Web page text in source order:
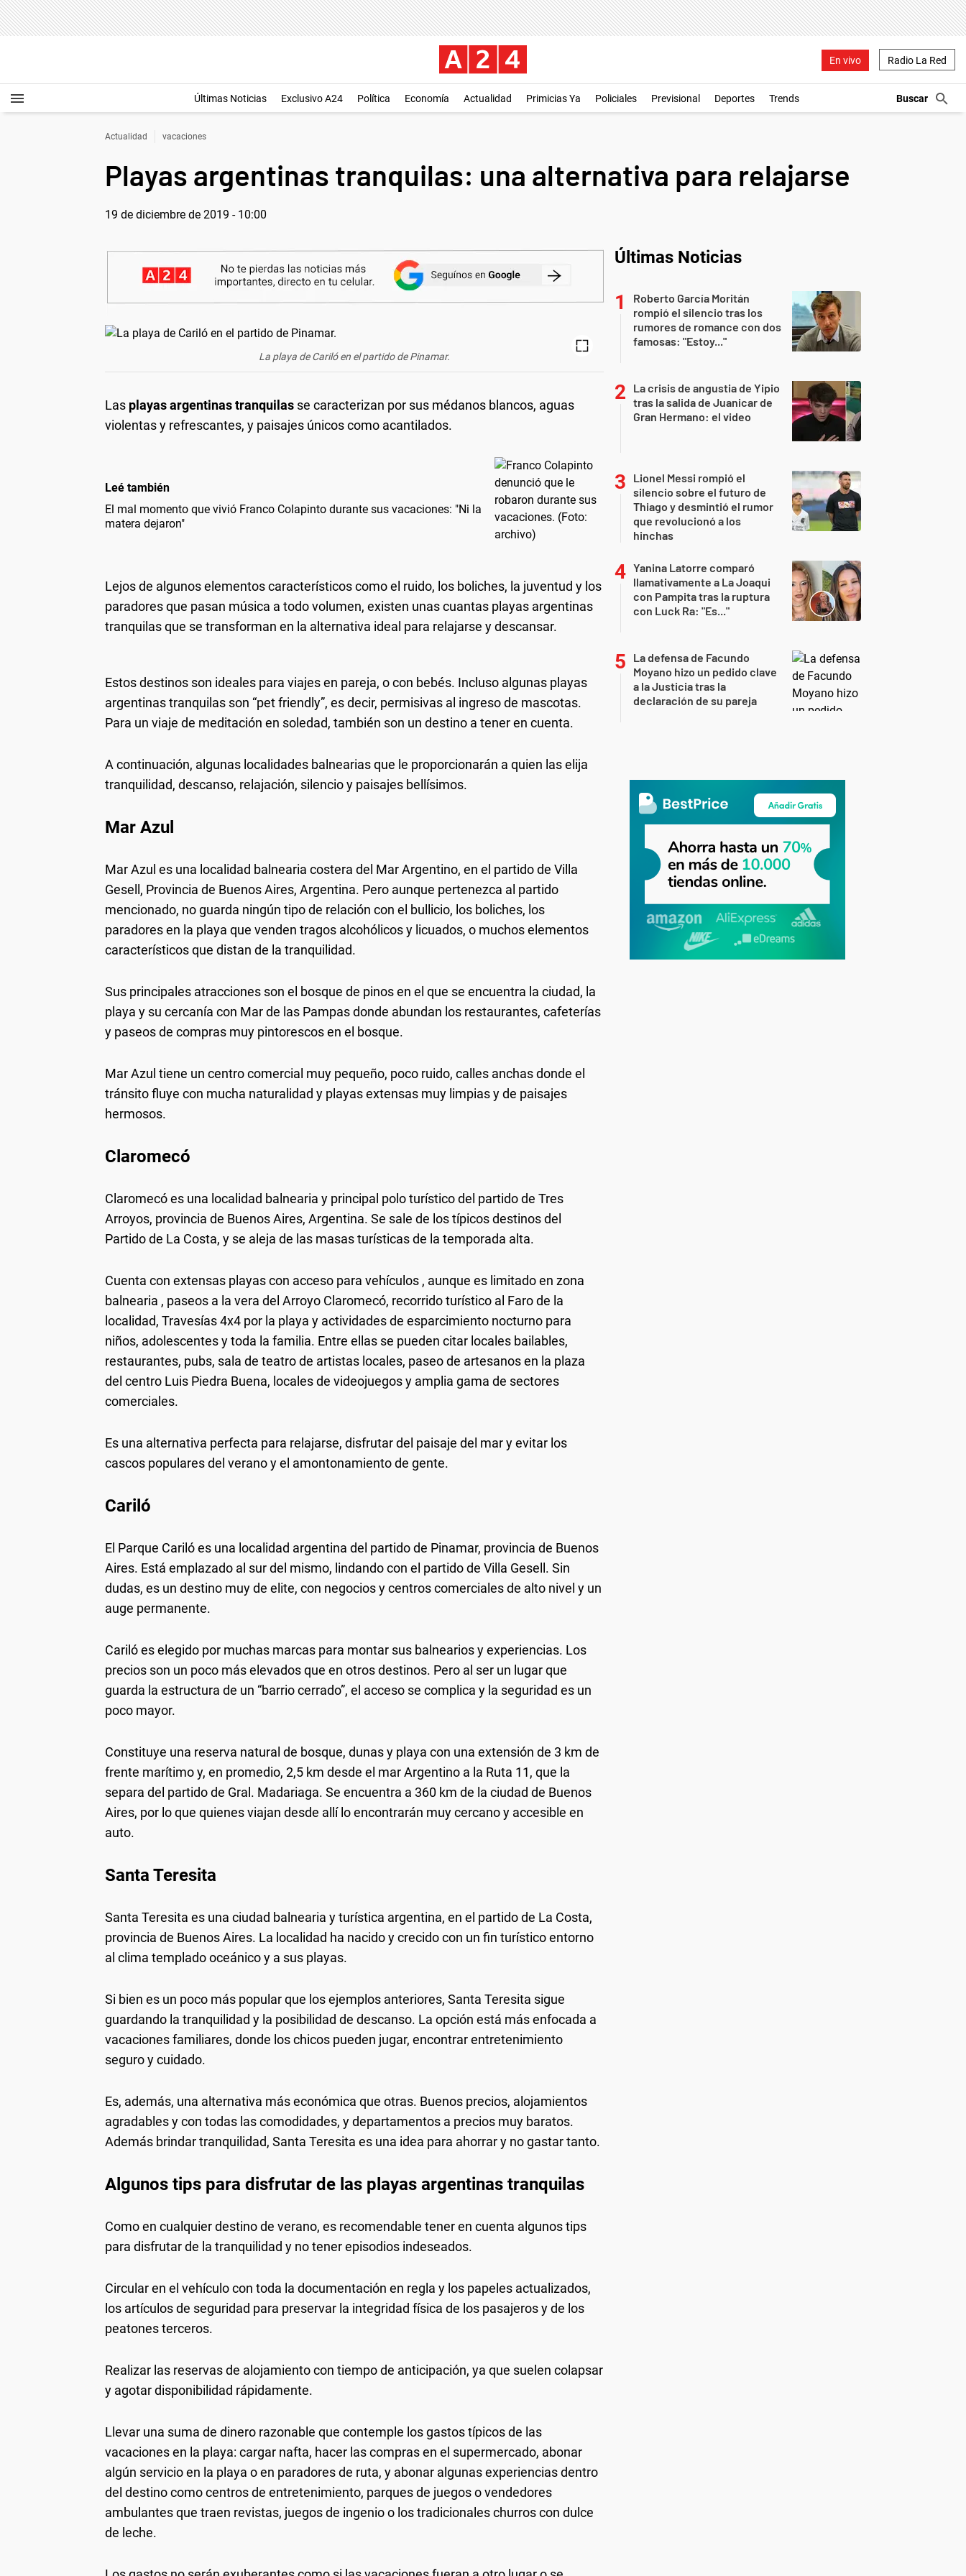
En vivo Radio La Red
Últimas Noticias Exclusivo A24 Política Economía Actualidad Primicias Ya Policiales Previsional Deportes Trends
Actualidad vacaciones
Playas argentinas tranquilas: una alternativa para relajarse
19 de diciembre de 2019 - 10:00
La playa de Cariló en el partido de Pinamar.
Las playas argentinas tranquilas se caracterizan por sus médanos blancos, aguas
violentas y refrescantes, y paisajes únicos como acantilados.
Leé también
El mal momento que vivió Franco Colapinto durante sus vacaciones: "Ni la
matera dejaron"
Lejos de algunos elementos característicos como el ruido, los boliches, la juventud y los
paradores que pasan música a todo volumen, existen unas cuantas playas argentinas
tranquilas que se transforman en la alternativa ideal para relajarse y descansar.
Estos destinos son ideales para viajes en pareja, o con bebés. Incluso algunas playas
argentinas tranquilas son “pet friendly”, es decir, permisivas al ingreso de mascotas.
Para un viaje de meditación en soledad, también son un destino a tener en cuenta.
A continuación, algunas localidades balnearias que le proporcionarán a quien las elija
tranquilidad, descanso, relajación, silencio y paisajes bellísimos.
Mar Azul
Mar Azul es una localidad balnearia costera del Mar Argentino, en el partido de Villa
Gesell, Provincia de Buenos Aires, Argentina. Pero aunque pertenezca al partido
mencionado, no guarda ningún tipo de relación con el bullicio, los boliches, los
paradores en la playa que venden tragos alcohólicos y licuados, o muchos elementos
característicos que distan de la tranquilidad.
Sus principales atracciones son el bosque de pinos en el que se encuentra la ciudad, la
playa y su cercanía con Mar de las Pampas donde abundan los restaurantes, cafeterías
y paseos de compras muy pintorescos en el bosque.
Mar Azul tiene un centro comercial muy pequeño, poco ruido, calles anchas donde el
tránsito fluye con mucha naturalidad y playas extensas muy limpias y de paisajes
hermosos.
Claromecó
Claromecó es una localidad balnearia y principal polo turístico del partido de Tres
Arroyos, provincia de Buenos Aires, Argentina. Se sale de los típicos destinos del
Partido de La Costa, y se aleja de las masas turísticas de la temporada alta.
Cuenta con extensas playas con acceso para vehículos , aunque es limitado en zona
balnearia , paseos a la vera del Arroyo Claromecó, recorrido turístico al Faro de la
localidad, Travesías 4x4 por la playa y actividades de esparcimiento nocturno para
niños, adolescentes y toda la familia. Entre ellas se pueden citar locales bailables,
restaurantes, pubs, sala de teatro de artistas locales, paseo de artesanos en la plaza
del centro Luis Piedra Buena, locales de videojuegos y amplia gama de sectores
comerciales.
Es una alternativa perfecta para relajarse, disfrutar del paisaje del mar y evitar los
cascos populares del verano y el amontonamiento de gente.
Cariló
El Parque Cariló es una localidad argentina del partido de Pinamar, provincia de Buenos
Aires. Está emplazado al sur del mismo, lindando con el partido de Villa Gesell. Sin
dudas, es un destino muy de elite, con negocios y centros comerciales de alto nivel y un
auge permanente.
Cariló es elegido por muchas marcas para montar sus balnearios y experiencias. Los
precios son un poco más elevados que en otros destinos. Pero al ser un lugar que
guarda la estructura de un “barrio cerrado”, el acceso se complica y la seguridad es un
poco mayor.
Constituye una reserva natural de bosque, dunas y playa con una extensión de 3 km de
frente marítimo y, en promedio, 2,5 km desde el mar Argentino a la Ruta 11, que la
separa del partido de Gral. Madariaga. Se encuentra a 360 km de la ciudad de Buenos
Aires, por lo que quienes viajan desde allí lo encontrarán muy cercano y accesible en
auto.
Santa Teresita
Santa Teresita es una ciudad balnearia y turística argentina, en el partido de La Costa,
provincia de Buenos Aires. La localidad ha nacido y crecido con un fin turístico entorno
al clima templado oceánico y a sus playas.
Si bien es un poco más popular que los ejemplos anteriores, Santa Teresita sigue
guardando la tranquilidad y la posibilidad de descanso. La opción está más enfocada a
vacaciones familiares, donde los chicos pueden jugar, encontrar entretenimiento
seguro y cuidado.
Es, además, una alternativa más económica que otras. Buenos precios, alojamientos
agradables y con todas las comodidades, y departamentos a precios muy baratos.
Además brindar tranquilidad, Santa Teresita es una idea para ahorrar y no gastar tanto.
Algunos tips para disfrutar de las playas argentinas tranquilas
Como en cualquier destino de verano, es recomendable tener en cuenta algunos tips
para disfrutar de la tranquilidad y no tener episodios indeseados.
Circular en el vehículo con toda la documentación en regla y los papeles actualizados,
los artículos de seguridad para preservar la integridad física de los pasajeros y de los
peatones terceros.
Realizar las reservas de alojamiento con tiempo de anticipación, ya que suelen colapsar
y agotar disponibilidad rápidamente.
Llevar una suma de dinero razonable que contemple los gastos típicos de las
vacaciones en la playa: cargar nafta, hacer las compras en el supermercado, abonar
algún servicio en la playa o en paradores de ruta, y abonar algunas experiencias dentro
del destino como centros de entretenimiento, parques de juegos o vendedores
ambulantes que traen revistas, juegos de ingenio o los tradicionales churros con dulce
de leche.
Últimas Noticias
Roberto García Moritán
rompió el silencio tras los
rumores de romance con dos
famosas: "Estoy..."
La crisis de angustia de Yipio
tras la salida de Juanicar de
Gran Hermano: el video
Lionel Messi rompió el
silencio sobre el futuro de
Thiago y desmintió el rumor
que revolucionó a los
hinchas
Yanina Latorre comparó
llamativamente a La Joaqui
con Pampita tras la ruptura
con Luck Ra: "Es..."
La defensa de Facundo
Moyano hizo un pedido clave
a la Justicia tras la
declaración de su pareja